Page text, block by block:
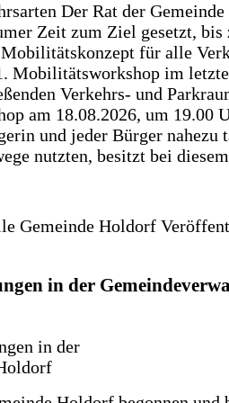
Der Rat der
Zeit zum Ziel gesetzt, bis
für alle
Mobilitätsworkshop im
Verkehrs- und
am 18.08.2026, um 19.00
und jeder Bürger nahezu
nutzten, besitzt bei
Gemeinde Holdorf
in der